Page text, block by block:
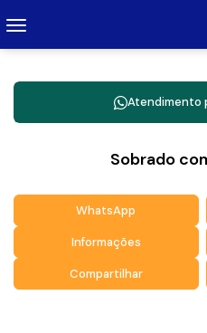
Atendimento
Sobrado
WhatsApp
Informações
Compartilhar